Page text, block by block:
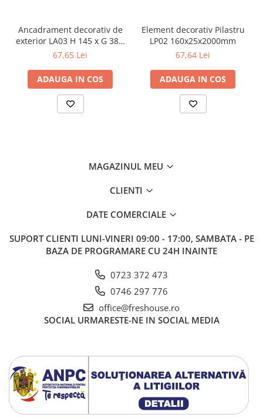
Ancadrament decorativ de
exterior LA03 H 145 x G 38 x
L 2000 mm
67,65 Lei
ADAUGA IN COS
Element decorativ Pilastru
LP02 160x25x2000mm
67,64 Lei
ADAUGA IN COS
MAGAZINUL MEU
CLIENTI
DATE COMERCIALE
SUPORT CLIENTI LUNI-VINERI 09:00 - 17:00, SAMBATA - PE
BAZA DE PROGRAMARE CU 24H INAINTE
0723 372 473
0746 297 776
office@freshouse.ro
SOCIAL URMARESTE-NE IN SOCIAL MEDIA